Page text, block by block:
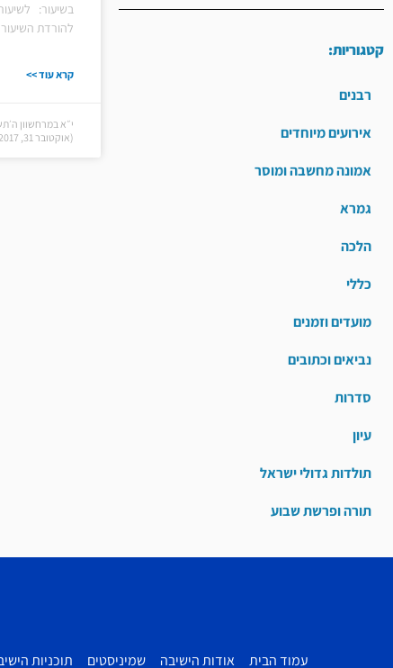
קטגוריות:
רבנים
אירועים מיוחדים
אמונה מחשבה ומוסר
גמרא
הלכה
כללי
מועדים וזמנים
נביאים וכתובים
סדרות
עיון
תולדות גדולי ישראל
תורה ופרשת שבוע
בשיעור:
להורדת
קרא עוד >>
י״א במרחשוון
(אוקטובר 31, 2017))
עמוד הבית אודות הישיבה שמיניסטים תוכניות